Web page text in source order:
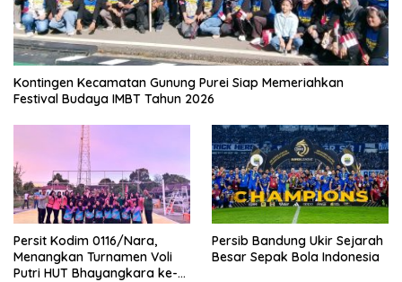
Kontingen Kecamatan Gunung Purei Siap Memeriahkan
Festival Budaya IMBT Tahun 2026
Persit Kodim 0116/Nara,
Menangkan Turnamen Voli
Putri HUT Bhayangkara ke-
Persib Bandung Ukir Sejarah
Besar Sepak Bola Indonesia